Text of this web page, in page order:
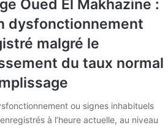
Oued El Makhazine :
dysfonctionnement
malgré le
du taux normal
ou signes inhabituels
à l’heure actuelle, au niveau